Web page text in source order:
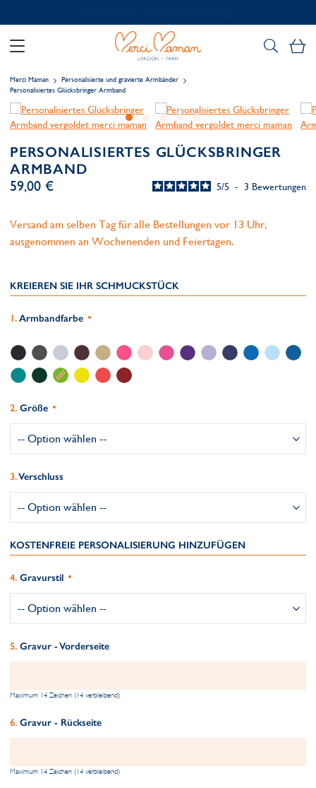
Merci Maman
Personalisierte und gravierte Armbänder
Personalisiertes Glücksbringer Armband
PERSONALISIERTES GLÜCKSBRINGER
ARMBAND
5/5 - 3 Bewertungen
59,00 €
Versand am selben Tag für alle Bestellungen vor 13 Uhr,
ausgenommen an Wochenenden und Feiertagen.
KREIEREN SIE IHR SCHMUCKSTÜCK
Armbandfarbe
Größe
Verschluss
KOSTENFREIE PERSONALISIERUNG HINZUFÜGEN
Gravurstil
Gravur - Vorderseite
Maximum 14 Zeichen (14 verbleibend)
Gravur - Rückseite
Maximum 14 Zeichen (14 verbleibend)